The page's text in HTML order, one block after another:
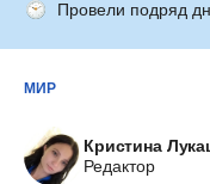
Провели подряд
МИР
Кристина
Редактор